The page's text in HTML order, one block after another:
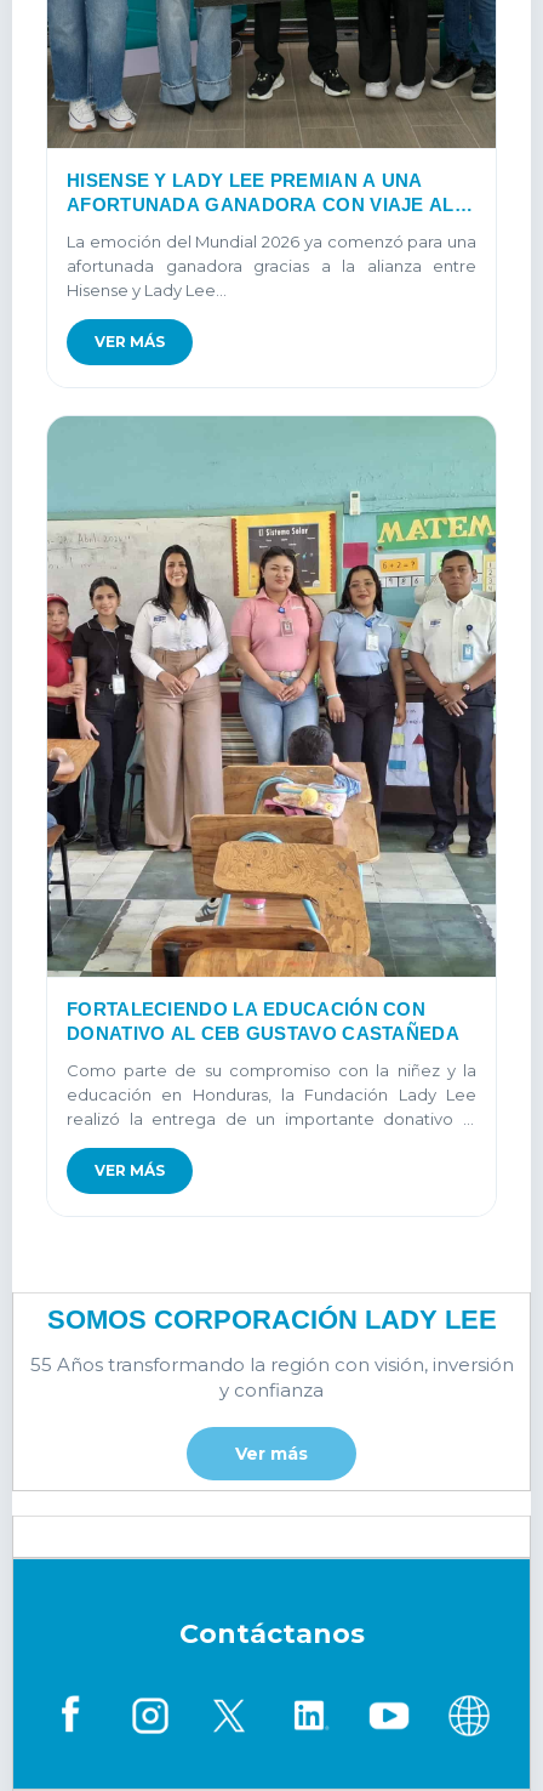
HISENSE Y LADY LEE PREMIAN A UNA
AFORTUNADA GANADORA CON VIAJE AL
La emoción del Mundial 2026 ya comenzó para una
afortunada ganadora gracias a la alianza entre
Hisense y Lady Lee...
VER MÁS
FORTALECIENDO LA EDUCACIÓN CON
DONATIVO AL CEB GUSTAVO CASTAÑEDA
Como parte de su compromiso con la niñez y la
educación en Honduras, la Fundación Lady Lee
realizó la entrega de un importante donativo al
Centro de Educación Básica Gustavo Castañeda...
VER MÁS
SOMOS CORPORACIÓN LADY LEE
55 Años transformando la región con visión, inversión
y confianza
Ver más
Contáctanos